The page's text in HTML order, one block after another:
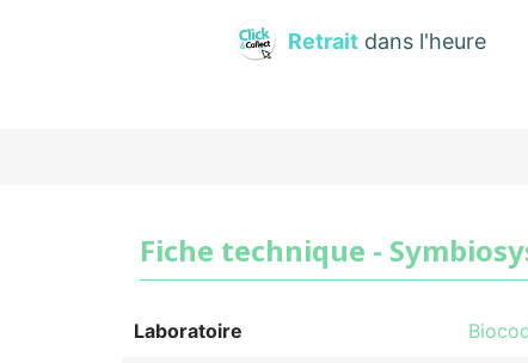
Retraitdans l'heure
Fiche technique -
Laboratoire